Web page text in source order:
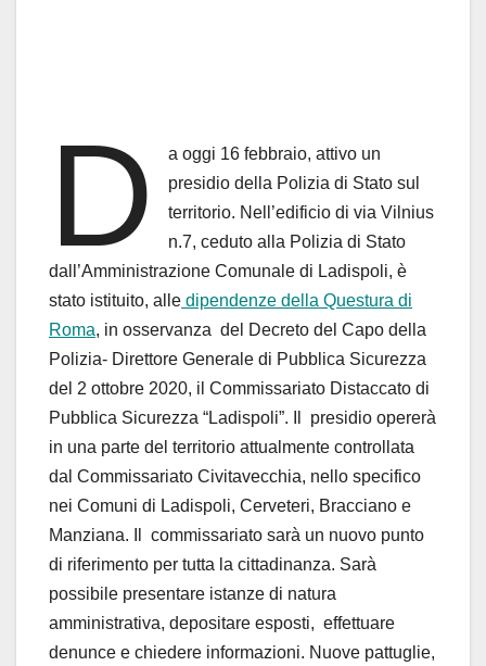
D
a oggi 16 febbraio, attivo un
presidio della Polizia di Stato sul
territorio. Nell’edificio di via Vilnius
n.7, ceduto alla Polizia di Stato
dall’Amministrazione Comunale di Ladispoli, è
stato istituito, alle dipendenze della Questura di
Roma, in osservanza del Decreto del Capo della
Polizia- Direttore Generale di Pubblica Sicurezza
del 2 ottobre 2020, il Commissariato Distaccato di
Pubblica Sicurezza “Ladispoli”. Il presidio opererà
in una parte del territorio attualmente controllata
dal Commissariato Civitavecchia, nello specifico
nei Comuni di Ladispoli, Cerveteri, Bracciano e
Manziana. Il commissariato sarà un nuovo punto
di riferimento per tutta la cittadinanza. Sarà
possibile presentare istanze di natura
amministrativa, depositare esposti, effettuare
denunce e chiedere informazioni. Nuove pattuglie,